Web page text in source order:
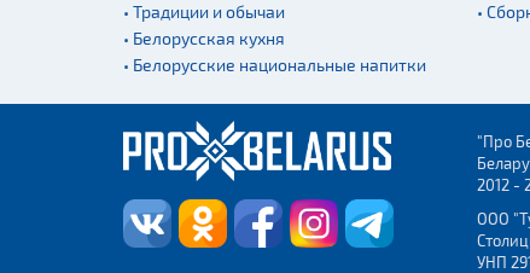
• Традиции и обычаи
• Белорусская кухня
• Белорусские национальные напитки
•
"Про
2012 -
ООО
УНП